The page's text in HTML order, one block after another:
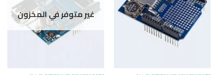
غير متوفر في المخزون